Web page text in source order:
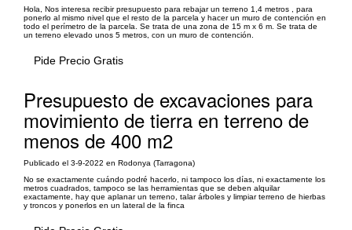
Hola, Nos interesa recibir presupuesto para rebajar un terreno 1,4 metros , para
ponerlo al mismo nivel que el resto de la parcela y hacer un muro de contención en
todo el perímetro de la parcela. Se trata de una zona de 15 m x 6 m. Se trata de
un terreno elevado unos 5 metros, con un muro de contención.
Pide Precio Gratis
Presupuesto de excavaciones para
movimiento de tierra en terreno de
menos de 400 m2
Publicado el 3-9-2022 en Rodonya (Tarragona)
No se exactamente cuándo podré hacerlo, ni tampoco los días, ni exactamente los
metros cuadrados, tampoco se las herramientas que se deben alquilar
exactamente, hay que aplanar un terreno, talar árboles y limpiar terreno de hierbas
y troncos y ponerlos en un lateral de la finca